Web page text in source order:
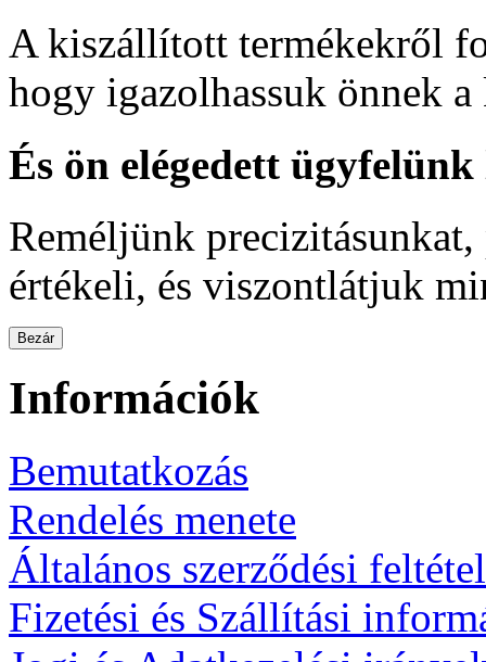
A kiszállított termékekről
hogy igazolhassuk önnek
És ön elégedett ügyfelünk
Reméljünk
értékeli, és viszontlátjuk
Bezár
Információk
Bemutatkozás
Rendelés menete
Általános szerződési
Fizetési és Szállítási